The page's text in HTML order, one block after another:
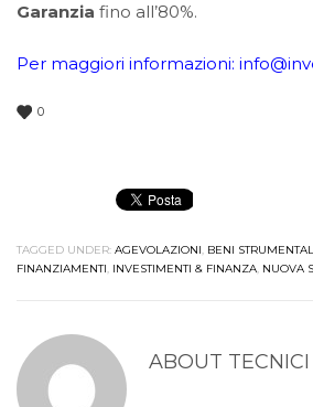
Garanzia fino all’80%.
Per maggiori informazioni: in
0
TAGGED UNDER: AGEVOLAZIONI, BENI
FINANZIAMENTI, INVESTIMENTI & FINANZA, NUOVA
ABOUT TECNICI